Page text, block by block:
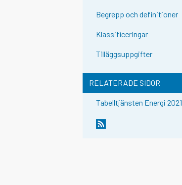
Begrepp och definitioner
Klassificeringar
Tilläggsuppgifter
RELATERADE SIDOR
Tabelltjänsten Energi 2021